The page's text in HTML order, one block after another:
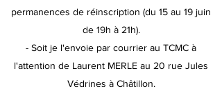
permanences de réinscription (du 15 au 19 juin
de 19h à 21h).
- Soit je l'envoie par courrier au TCMC à
l'attention de Laurent MERLE au 20 rue Jules
Védrines à Châtillon.